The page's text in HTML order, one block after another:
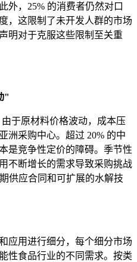
外，25% 的消费者仍然对口
，这限制了未开发人群的市场
明对于克服这些限制至关重
"
于原材料价格波动，成本压
洲采购中心。超过 20% 的中
是竞争性定价的障碍。季节性
不断增长的需求导致采购挑战
供应合同和可扩展的水解技
应用进行细分，每个细分市场
性食品行业的不同需求。按类